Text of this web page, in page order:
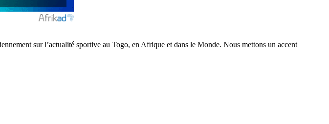
sur l’actualité sportive au Togo, en Afrique et dans le Monde. Nous mettons un accent